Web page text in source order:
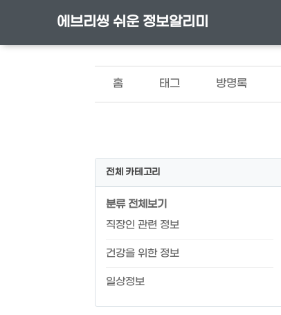
에브리씽 쉬운 정보알리미
홈 태그 방명록
전체 카테고리
분류 전체보기
직장인 관련 정보
건강을 위한 정보
일상정보